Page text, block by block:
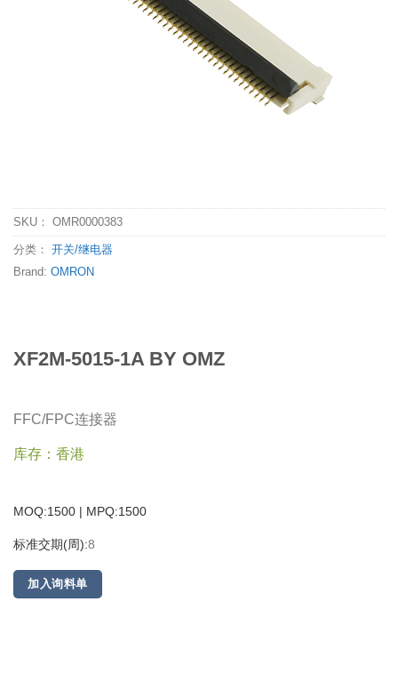
SKU： OMR0000383
分类： 开关/继电器
Brand: OMRON
XF2M-5015-1A BY OMZ
FFC/FPC连接器
库存：香港
MOQ:1500 | MPQ:1500
标准交期(周):8
加入询料单